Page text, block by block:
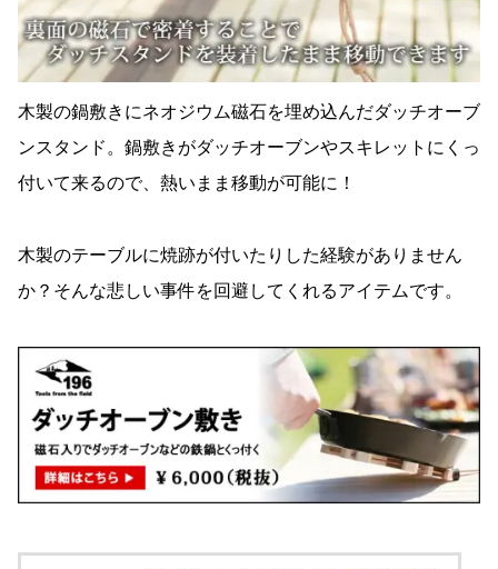
木製の鍋敷きにネオジウム磁石を埋め込んだダッチオーブ
ンスタンド。鍋敷きがダッチオーブンやスキレットにくっ
付いて来るので、熱いまま移動が可能に！
木製のテーブルに焼跡が付いたりした経験がありません
か？そんな悲しい事件を回避してくれるアイテムです。